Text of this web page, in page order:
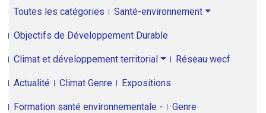
Toutes les catégories Santé-environnement
Objectifs de Développement Durable
Climat et développement territorial Réseau wecf
Actualité Climat Genre Expositions
Formation santé environnementale - Genre